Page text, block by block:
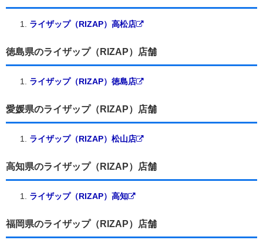
ライザップ（RIZAP）高松店
徳島県のライザップ（RIZAP）店舗
ライザップ（RIZAP）徳島店
愛媛県のライザップ（RIZAP）店舗
ライザップ（RIZAP）松山店
高知県のライザップ（RIZAP）店舗
ライザップ（RIZAP）高知
福岡県のライザップ（RIZAP）店舗